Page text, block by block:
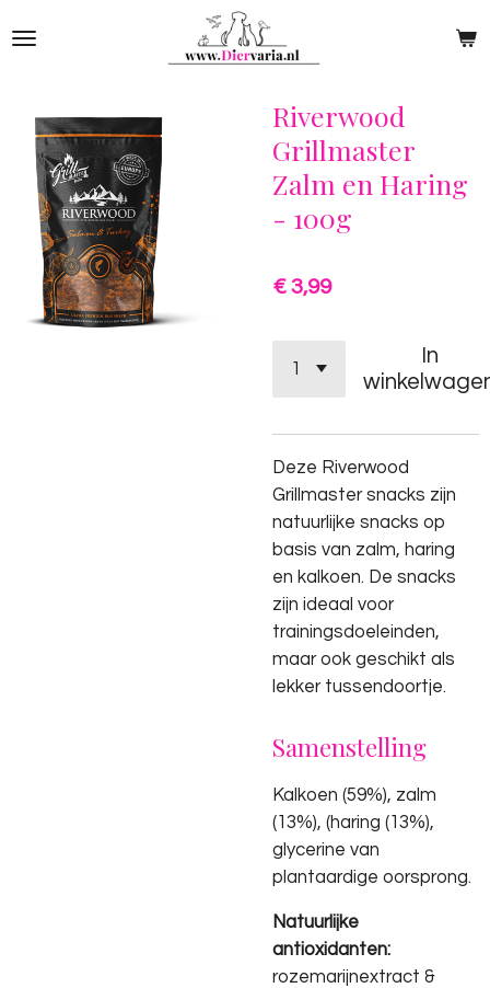
direct
hoofdinhoud
Riverwood
Grillmaster
Zalm en Haring
- 100g
€ 3,99
In
Deze Riverwood
Grillmaster snacks zijn
natuurlijke snacks op
basis van zalm, haring
en kalkoen. De snacks
zijn ideaal voor
trainingsdoeleinden,
maar ook geschikt als
lekker tussendoortje.
Samenstelling
Kalkoen (59%), zalm
(13%), (haring (13%),
glycerine van
plantaardige oorsprong.
Natuurlijke
antioxidanten:
rozemarijnextract &